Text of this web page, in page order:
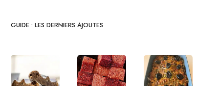
GUIDE : LES DERNIERS AJOUTES